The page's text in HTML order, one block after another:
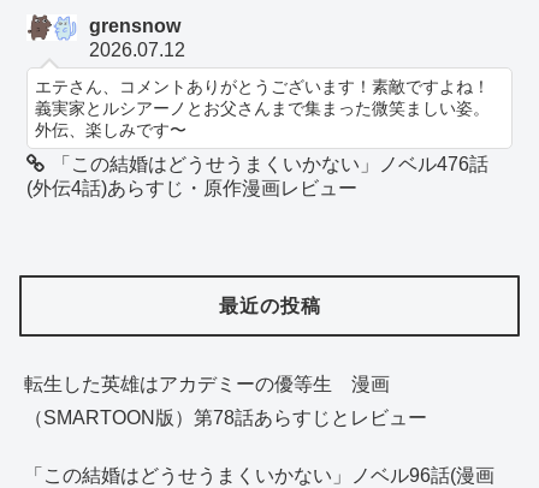
grensnow
2026.07.12
エテさん、コメントありがとうございます！素敵ですよね！
義実家とルシアーノとお父さんまで集まった微笑ましい姿。
外伝、楽しみです〜
「この結婚はどうせうまくいかない」ノベル476話
(外伝4話)あらすじ・原作漫画レビュー
最近の投稿
転生した英雄はアカデミーの優等生 漫画
（SMARTOON版）第78話あらすじとレビュー
「この結婚はどうせうまくいかない」ノベル96話(漫画